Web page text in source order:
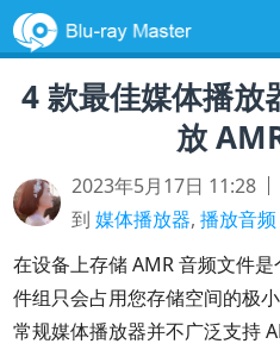
4 款最佳媒体播放
放
2023年5月17日 11:28
到媒体播放器,播放音频
在设备上存储 AMR 音频文件
件组只会占用您存储空间的极
常规媒体播放器并不广泛支持